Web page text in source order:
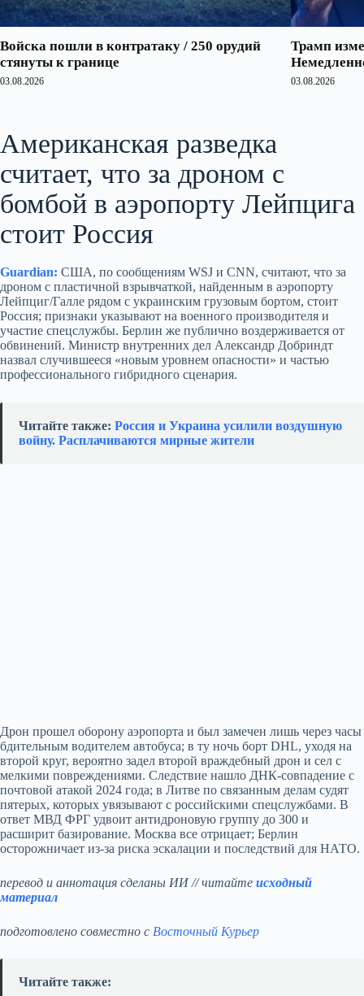
Войска пошли в контратаку / 250 орудий
стянуты к границе
03.08.2026
Трамп
03.08.2026
Американская разведка
считает, что за дроном с
бомбой в аэропорту Лейпцига
стоит Россия
Guardian: США, по сообщениям WSJ и CNN, считают, что за
дроном с пластичной взрывчаткой, найденным в аэропорту
Лейпциг/Галле рядом с украинским грузовым бортом, стоит
Россия; признаки указывают на военного производителя и
участие спецслужбы. Берлин же публично воздерживается от
обвинений. Министр внутренних дел Александр Добриндт
назвал случившееся «новым уровнем опасности» и частью
профессионального гибридного сценария.
Читайте также: Россия и Украина усилили воздушную
войну. Расплачиваются мирные жители
Дрон прошел оборону аэропорта и был замечен лишь через часы
бдительным водителем автобуса; в ту ночь борт DHL, уходя на
второй круг, вероятно задел второй враждебный дрон и сел с
мелкими повреждениями. Следствие нашло ДНК‑совпадение с
почтовой атакой 2024 года; в Литве по связанным делам судят
пятерых, которых увязывают с российскими спецслужбами. В
ответ МВД ФРГ удвоит антидроновую группу до 300 и
расширит базирование. Москва все отрицает; Берлин
осторожничает из‑за риска эскалации и последствий для НАТО.
перевод и аннотация сделаны ИИ // читайте исходный
материал
подготовлено совместно с Восточный Курьер
Читайте также: